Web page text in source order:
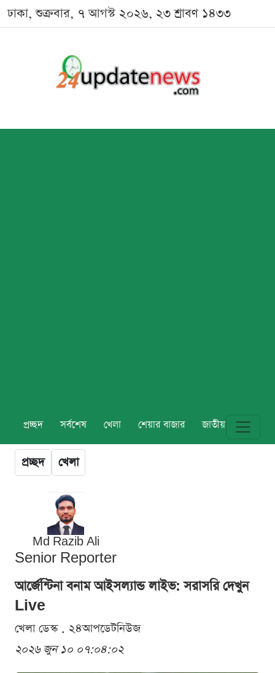
ঢাকা, শুক্রবার, ৭ আগস্ট ২০২৬, ২৩ শ্রাবণ ১৪৩৩
প্রচ্ছদ সর্বশেষ খেলা শেয়ার বাজার জাতীয় বিশ্ব
প্রচ্ছদ খেলা
Md Razib Ali
Senior Reporter
আর্জেন্টিনা বনাম আইসল্যান্ড লাইভ: সরাসরি দেখুন
Live
খেলা ডেস্ক . ২৪আপডেটনিউজ
২০২৬ জুন ১০ ০৭:০৪:০২